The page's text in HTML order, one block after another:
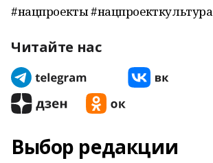
#нацпроекты #нацпроекткультура
Читайте нас
Выбор редакции